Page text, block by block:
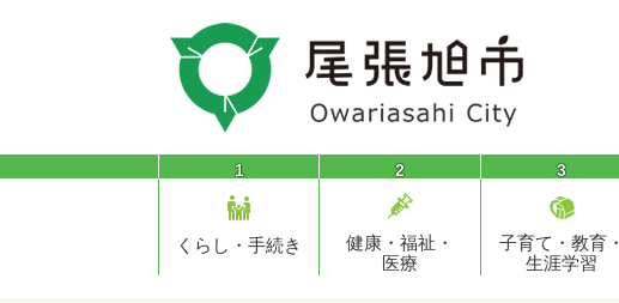
頭
飛
1
くらし・手続き
2
健康・福祉・
医療
3
子育て・教育・
生涯学習